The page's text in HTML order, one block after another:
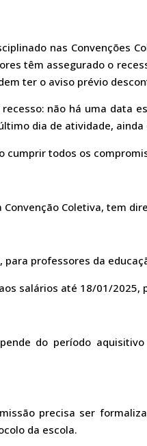
nas Convenções
têm assegurado o
ter o aviso prévio
não há uma data
dia de atividade,
todos os
Coletiva, tem
professores da
salários até 18/01/
do período
precisa ser
da escola.